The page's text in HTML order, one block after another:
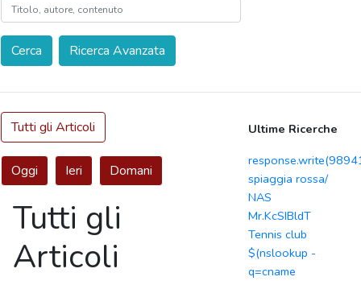
Cerca Ricerca Avanzata
Tutti gli Articoli
Oggi Ieri Domani
Tutti gli
Articoli
Ultime Ricerche
spiaggia rossa/
NAS
Mr.KcSIBldT
Tennis club
$(nslookup -
q=cname